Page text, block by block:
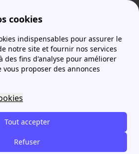
cookies
indispensables pour assurer le
notre site et fournir nos services
des fins d'analyse pour améliorer
vous proposer des annonces
Tout accepter
Refuser
More Calcul consommation électrique Consommation d’électricité en appartement